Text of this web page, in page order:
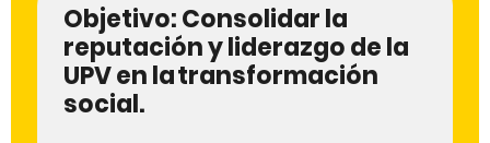
Objetivo:Consolidar la
reputación y liderazgo de la
UPV en la transformación
social.